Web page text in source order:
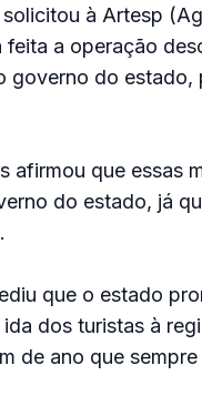
à Artesp
feita a operação
governo do estado,
afirmou que essas
do estado, já
que o estado
dos turistas à
de ano que